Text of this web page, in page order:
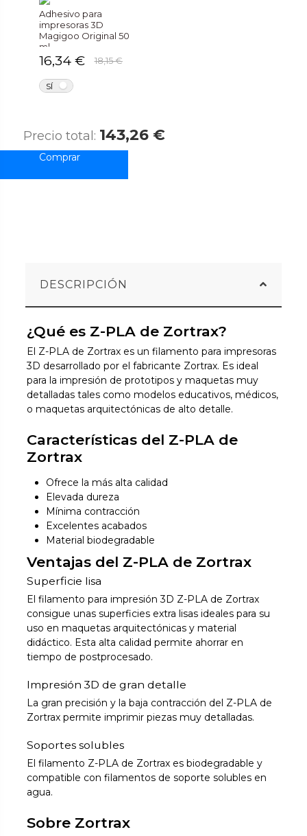
Adhesivo para
impresoras 3D
Magigoo Original 50
ml
16,34 € 18,15 €
SÍ
Precio total: 143,26 €
DESCRIPCIÓN
¿Qué es Z-PLA de Zortrax?
El Z-PLA de Zortrax es un filamento para impresoras
3D desarrollado por el fabricante Zortrax. Es ideal
para la impresión de prototipos y maquetas muy
detalladas tales como modelos educativos, médicos,
o maquetas arquitectónicas de alto detalle.
Características del Z-PLA de
Zortrax
Ofrece la más alta calidad
Elevada dureza
Mínima contracción
Excelentes acabados
Material biodegradable
Ventajas del Z-PLA de Zortrax
Superficie lisa
El filamento para impresión 3D Z-PLA de Zortrax
consigue unas superficies extra lisas ideales para su
uso en maquetas arquitectónicas y material
didáctico. Esta alta calidad permite ahorrar en
tiempo de postprocesado.
Impresión 3D de gran detalle
La gran precisión y la baja contracción del Z-PLA de
Zortrax permite imprimir piezas muy detalladas.
Soportes solubles
El filamento Z-PLA de Zortrax es biodegradable y
compatible con filamentos de soporte solubles en
agua.
Sobre Zortrax